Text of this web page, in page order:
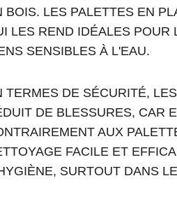
BOIS. LES PALETTES EN
LES REND IDÉALES POUR
SENSIBLES À L'EAU.
TERMES DE SÉCURITÉ,
DE BLESSURES, CAR
AUX
FACILE ET
SURTOUT DANS